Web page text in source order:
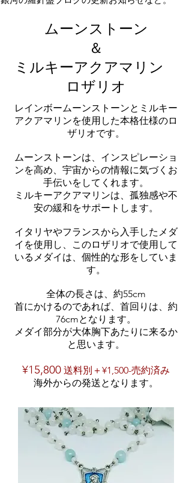
ムーンストーン
＆
ミルキーアクアマリン
ロザリオ
レインボームーンストーンとミルキー
アクアマリンを使用した本格仕様のロ
ザリオです。
ムーンストーンは、インスピレーショ
ンを高め、宇宙からの情報に気づくお
手伝いをしてくれます。
ミルキーアクアマリンは、孤独感や不
安の緩和をサポートします。
イタリヤやフランスから入手したメダ
イを使用し、このロザリオで使用して
いるメダイは、個性的な形をしていま
す。
全体の長さは、約55cm
首にかけるのであれば、首回りは、約
76cmとなります。
メダイ部分が大体胸下あたりに来るか
と思います。
¥15,800 送料別＋¥1,500-売約済み
海外からの発送となります。​